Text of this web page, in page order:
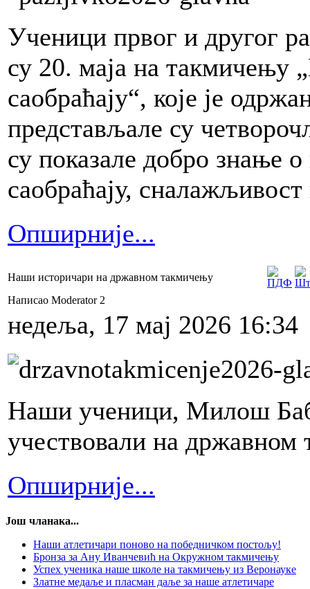
Ученици првог и другог
су 20. маја на такмичењу
саобраћају“, које је
представљале су
су показале добро знање
саобраћају,
Опширније...
Наши историчари на државном такмичењу
Написао Moderator 2
недеља, 17 мај 2026 16:34
Наши ученици, Милош
учествовали на државном
Опширније...
Још чланака...
Наши атлетичари поново на победничком постољу!
Бронза за Ану Иванчевић на Окружном такмичењу
Успех ученика наше школе на такмичењу из Веронауке
Златне медаље и пласман даље за наше атлетичаре